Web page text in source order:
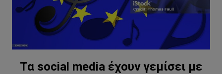
Τα social media έχουν γεμίσει με